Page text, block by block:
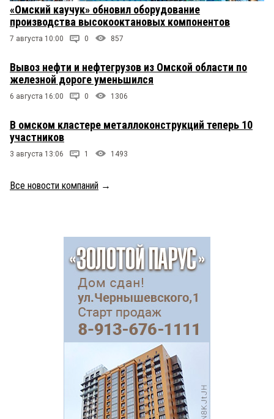
«Омский каучук» обновил оборудование
производства высокооктановых компонентов
7 августа 10:00 0 857
Вывоз нефти и нефтегрузов из Омской области по
железной дороге уменьшился
6 августа 16:00 0 1306
В омском кластере металлоконструкций теперь 10
участников
3 августа 13:06 1 1493
Все новости компаний →